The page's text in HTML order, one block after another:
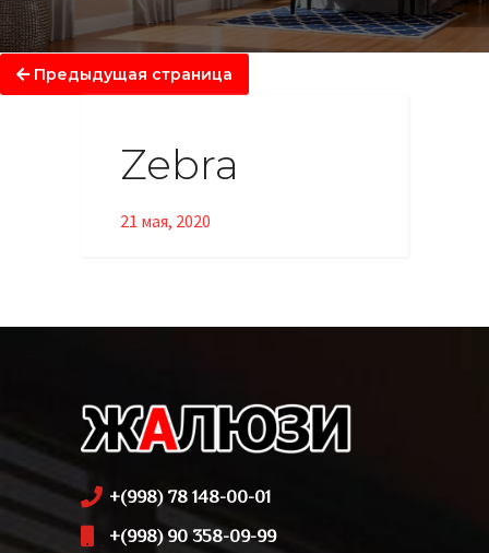
Предыдущая страница
Zebra
21 мая, 2020
+(998) 78 148-00-01
+(998) 90 358-09-99